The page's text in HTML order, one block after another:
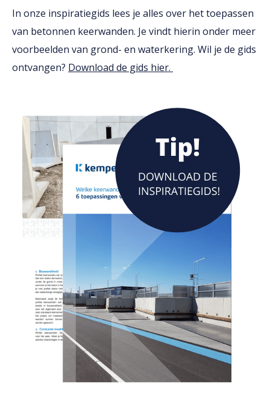
In onze inspiratiegids lees je alles over het toepassen
van betonnen keerwanden. Je vindt hierin onder meer
voorbeelden van grond- en waterkering. Wil je de gids
ontvangen? Download de gids hier.